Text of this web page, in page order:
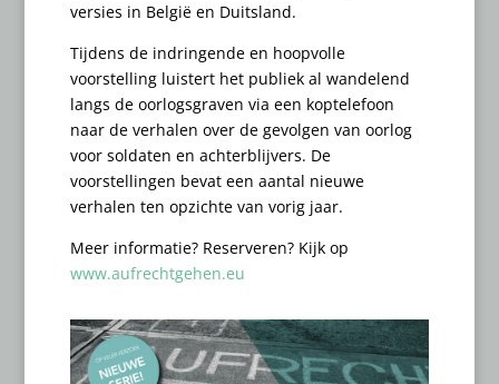
versies in België en Duitsland.
Tijdens de indringende en hoopvolle
voorstelling luistert het publiek al wandelend
langs de oorlogsgraven via een koptelefoon
naar de verhalen over de gevolgen van oorlog
voor soldaten en achterblijvers. De
voorstellingen bevat een aantal nieuwe
verhalen ten opzichte van vorig jaar.
Meer informatie? Reserveren? Kijk op
www.aufrechtgehen.eu